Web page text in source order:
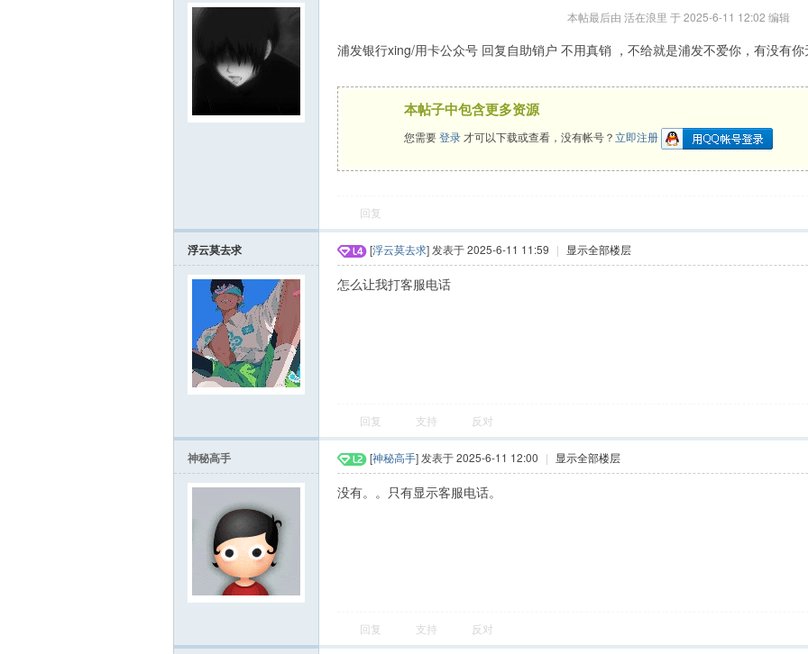
本帖最后由 活在浪里 于 2025-6-11 12:02 编辑
浦发银行xing/用卡公众号 回复自助销户 不用真销 ，不给就是浦发不爱你，有没有你
本帖子中包含更多资源
您需要登录 才可以下载或查看，没有帐号？立即注册
回复
浮云莫去求 [浮云莫去求] 发表于 2025-6-11 11:59 | 显示全部楼层
怎么让我打客服电话
回复 支持 反对
神秘高手 [神秘高手] 发表于 2025-6-11 12:00 | 显示全部楼层
没有。。只有显示客服电话。
回复 支持 反对